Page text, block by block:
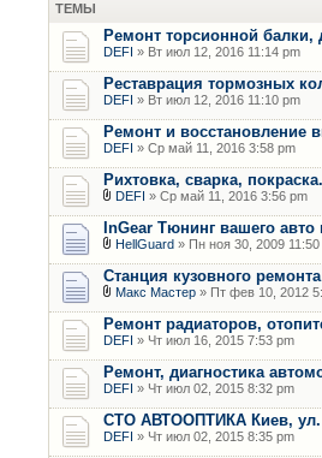
ТЕМЫ
Ремонт торсионной балки,
DEFI » Вт июл 12, 2016 11:14 pm
Реставрация тормозных
DEFI » Вт июл 12, 2016 11:10 pm
Ремонт и восстановление
DEFI » Ср май 11, 2016 3:58 pm
Рихтовка, сварка,
DEFI » Ср май 11, 2016 3:56 pm
InGear Тюнинг вашего
HellGuard » Пн ноя 30, 2009 11:50
Станция кузовного
Макс Мастер » Пт фев 10, 2012
Ремонт радиаторов,
DEFI » Чт июл 16, 2015 7:53 pm
Ремонт, диагностика
DEFI » Чт июл 02, 2015 8:32 pm
СТО АВТООПТИКА Киев, ул.
DEFI » Чт июл 02, 2015 8:35 pm